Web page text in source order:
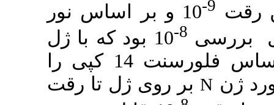
و بر اساس نور
10 بود که با ژل
الکتروفورز 1 کپی و بر اساس فلورسنت 14 کپی را
ژل تا رقت